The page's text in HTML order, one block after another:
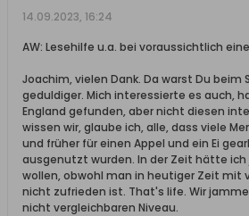
14.09.2023, 16:24
AW: Lesehilfe u.a. bei voraussichtlich
Joachim, vielen Dank. Da warst Du beim
geduldiger. Mich interessierte es auch,
England gefunden, aber nicht diesen
wissen wir, glaube ich, alle, dass viele
und früher für einen Appel und ein Ei
ausgenutzt wurden. In der Zeit hätte
wollen, obwohl man in heutiger Zeit mit
nicht zufrieden ist. That's life. Wir
nicht vergleichbaren Niveau.